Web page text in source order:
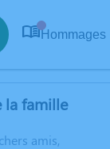
Hommages
la famille
amis,